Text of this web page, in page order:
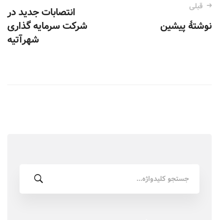
نوشته‌
قبلی
نوشتهٔ پیشین
انتصابات جدید در
شرکت سرمایه گذاری
شهرآتیه
برای: